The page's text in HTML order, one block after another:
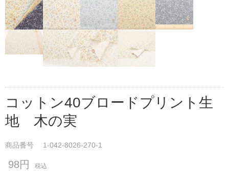
コットン40ブロードプリント生
地 木の実
商品番号 1-042-8026-270-1
98円 税込